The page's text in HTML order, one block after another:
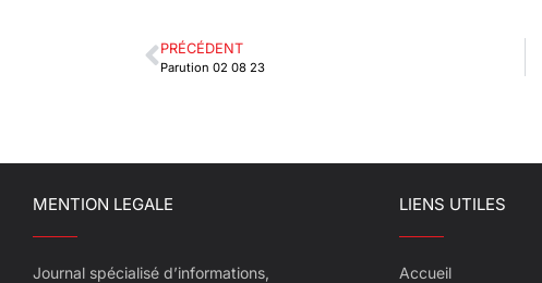
PRÉCÉDENT
Parution 02 08 23
MENTION LEGALE
Journal spécialisé d’informations,
LIENS UTILES
Accueil